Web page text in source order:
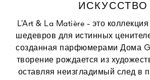
ИСКУССТВО
L’Art & La Matière - это
шедевров для истинных
созданная парфюмерами Дома
творение рождается из
оставляя неизгладимый след в